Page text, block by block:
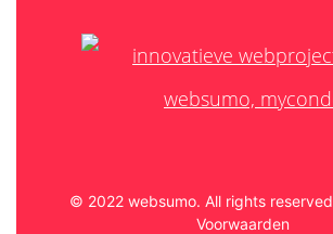
© 2022 websumo. All rights reserved
Voorwaarden